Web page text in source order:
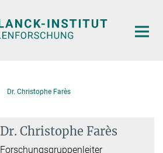
Dr. Christophe Farès
Dr. Christophe Farès
Forschungsgruppenleiter